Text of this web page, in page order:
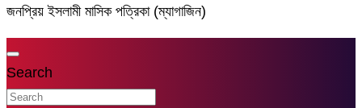
জনপ্রিয় ইসলামী মাসিক পত্রিকা (ম্যাগাজিন)
Search